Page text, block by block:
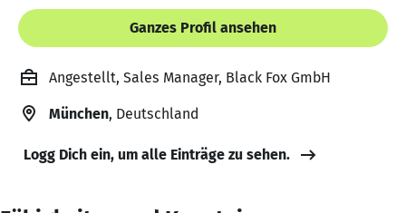
Ganzes Profil ansehen
Angestellt, Sales Manager, Black Fox GmbH
München, Deutschland
Logg Dich ein, um alle Einträge zu sehen.